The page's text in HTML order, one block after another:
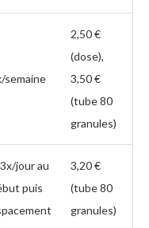
semaine
2,50 €
(dose),
3,50 €
(tube 80
granules)
jour au
puis
3,20 €
(tube 80
granules)